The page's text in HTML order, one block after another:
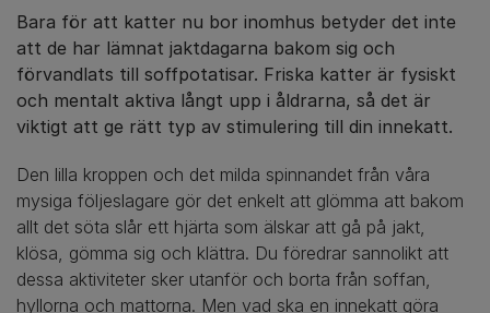
Bara för att katter nu bor inomhus betyder det inte
att de har lämnat jaktdagarna bakom sig och
förvandlats till soffpotatisar. Friska katter är fysiskt
och mentalt aktiva långt upp i åldrarna, så det är
viktigt att ge rätt typ av stimulering till din innekatt.
Den lilla kroppen och det milda spinnandet från våra
mysiga följeslagare gör det enkelt att glömma att bakom
allt det söta slår ett hjärta som älskar att gå på jakt,
klösa, gömma sig och klättra. Du föredrar sannolikt att
dessa aktiviteter sker utanför och borta från soffan,
hyllorna och mattorna. Men vad ska en innekatt göra